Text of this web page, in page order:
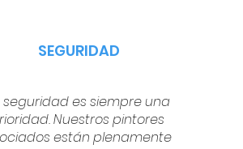
SEGURIDAD
seguridad es siempre una
Nuestros pintores
están plenamente